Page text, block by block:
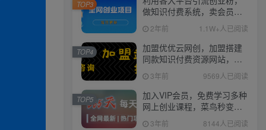
做知识付费系统，卖会员，
卖课程，实现日入几百几千
2年前 1.1W+人已阅读
TOP3
加盟优优云网创，加盟搭建
同款知识付费资源网站，实
现长期稳定被动收入~
3年前 9569人已阅读
TOP4
加入VIP会员，免费学习多种
网上创业课程，菜鸟秒变大
神！
3年前 8144人已阅读
TOP5